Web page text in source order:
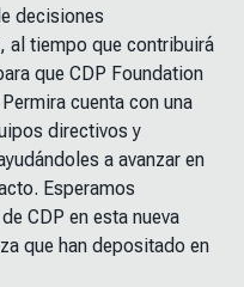
decisiones
al tiempo que contribuirá
que CDP Foundation
cuenta con una
directivos y
a avanzar en
Esperamos
CDP en esta nueva
que han depositado en